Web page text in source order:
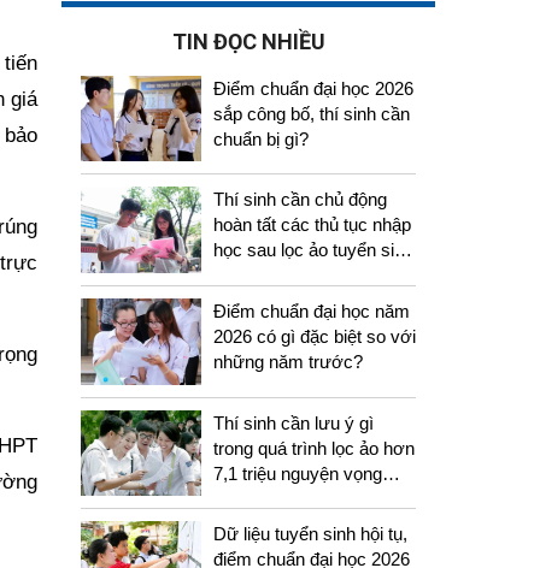
giá
TIN ĐỌC NHIỀU
Điểm chuẩn đại học 2026
sắp công bố, thí sinh cần
chuẩn bị gì?
Thí sinh cần chủ động
hoàn tất các thủ tục nhập
học sau lọc ảo tuyển sinh
Điểm chuẩn đại học năm
2026 có gì đặc biệt so với
những năm trước?
Thí sinh cần lưu ý gì
trong quá trình lọc ảo hơn
7,1 triệu nguyện vọng
Dữ liệu tuyển sinh hội tụ,
điểm chuẩn đại học 2026